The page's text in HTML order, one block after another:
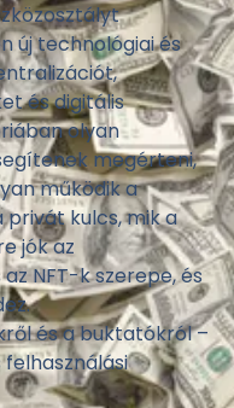
új technológiai és
és digitális
olyan
megérteni,
működik a
privát kulcs, mik a
jók az
NFT-k szerepe, és
és a buktatókról –